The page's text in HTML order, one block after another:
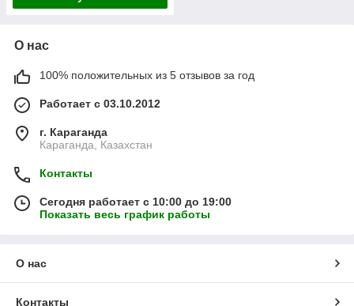
О нас
100% положительных из 5 отзывов за год
Работает с 03.10.2012
г. Караганда
Караганда, Казахстан
Контакты
Сегодня работает с 10:00 до 19:00
Показать весь график работы
О нас
Контакты